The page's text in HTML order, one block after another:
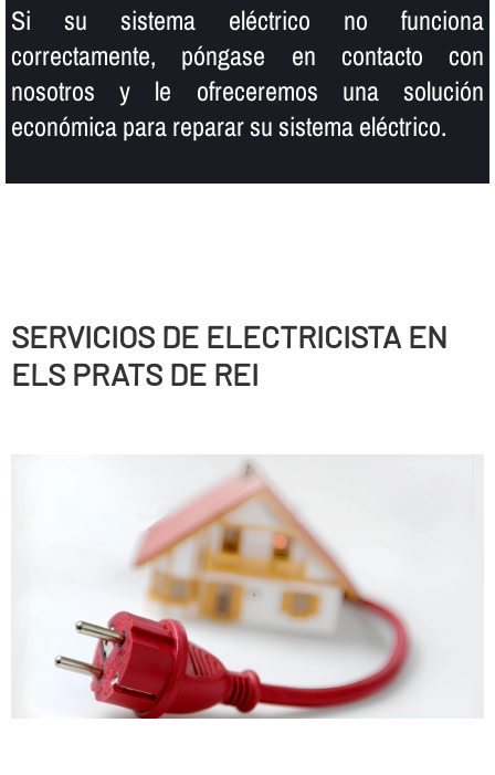
Si su sistema eléctrico no funciona
correctamente, póngase en contacto con
nosotros y le ofreceremos una solución
económica para reparar su sistema eléctrico.
SERVICIOS DE ELECTRICISTA EN
ELS PRATS DE REI